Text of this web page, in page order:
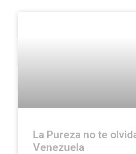
La Pureza no te
Venezuela